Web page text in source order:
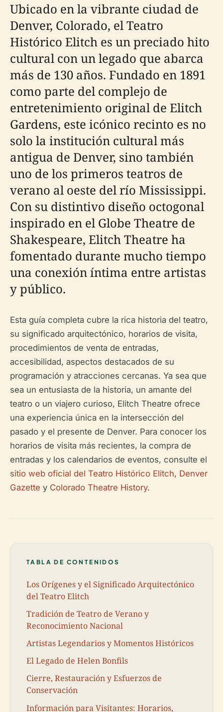
Ubicado en la vibrante ciudad de
Denver, Colorado, el Teatro
Histórico Elitch es un preciado hito
cultural con un legado que abarca
más de 130 años. Fundado en 1891
como parte del complejo de
entretenimiento original de Elitch
Gardens, este icónico recinto es no
solo la institución cultural más
antigua de Denver, sino también
uno de los primeros teatros de
verano al oeste del río Mississippi.
Con su distintivo diseño octogonal
inspirado en el Globe Theatre de
Shakespeare, Elitch Theatre ha
fomentado durante mucho tiempo
una conexión íntima entre artistas
y público.
Esta guía completa cubre la rica historia del teatro,
su significado arquitectónico, horarios de visita,
procedimientos de venta de entradas,
accesibilidad, aspectos destacados de su
programación y atracciones cercanas. Ya sea que
sea un entusiasta de la historia, un amante del
teatro o un viajero curioso, Elitch Theatre ofrece
una experiencia única en la intersección del
pasado y el presente de Denver. Para conocer los
horarios de visita más recientes, la compra de
entradas y los calendarios de eventos, consulte el
sitio web oficial del Teatro Histórico Elitch, Denver
Gazette y Colorado Theatre History.
TABLA DE CONTENIDOS
Los Orígenes y el Significado Arquitectónico
del Teatro Elitch
Tradición de Teatro de Verano y
Reconocimiento Nacional
Artistas Legendarios y Momentos Históricos
El Legado de Helen Bonfils
Cierre, Restauración y Esfuerzos de
Conservación
Información para Visitantes: Horarios,